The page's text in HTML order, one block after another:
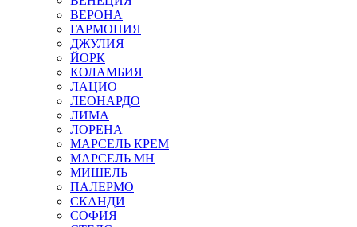
ВЕРОНА
ГАРМОНИЯ
ДЖУЛИЯ
ЙОРК
КОЛАМБИЯ
ЛАЦИО
ЛЕОНАРДО
ЛИМА
ЛОРЕНА
МАРСЕЛЬ КРЕМ
МАРСЕЛЬ МН
МИШЕЛЬ
ПАЛЕРМО
СКАНДИ
СОФИЯ